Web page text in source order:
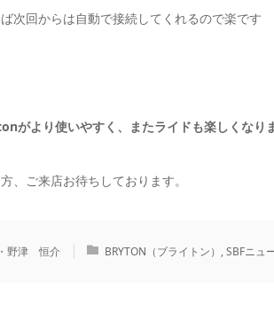
次回からは自動で接続してくれるので楽です
がより使いやすく、またライドも楽しくなり
、ご来店お待ちしております。
野津 恒介 BRYTON（ブライトン） ,SBFニュ